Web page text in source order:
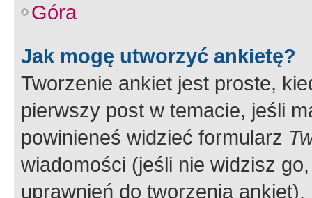
Góra
Jak mogę utworzyć ankietę?
Tworzenie ankiet jest proste,
pierwszy post w temacie, jeśli
powinieneś widzieć formularz
wiadomości (jeśli nie widzisz
uprawnień do tworzenia